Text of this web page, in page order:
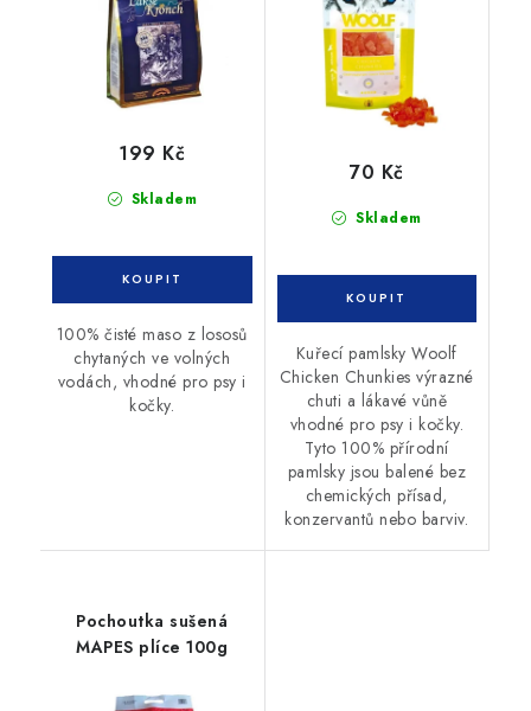
Skladem
199 Kč
100% čisté maso z lososů
chytaných ve volných
vodách, vhodné pro psy i
kočky.
Skladem
70 Kč
Kuřecí pamlsky Woolf
Chicken Chunkies výrazné
chuti a lákavé vůně
vhodné pro psy i kočky.
Tyto 100% přírodní
pamlsky jsou balené bez
chemických přísad,
konzervantů nebo barviv.
Pochoutka sušená
MAPES plíce 100g